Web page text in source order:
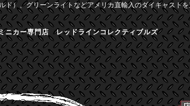
）、グリーンライトなどアメリカ直輸入のダイキャスト
ニカー専門店 レッドラインコレクティブルズ